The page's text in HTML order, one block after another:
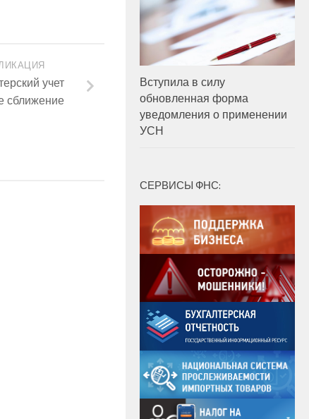
учет
сближение
Вступила в силу
обновленная форма
уведомления о применении
УСН
СЕРВИСЫ ФНС: